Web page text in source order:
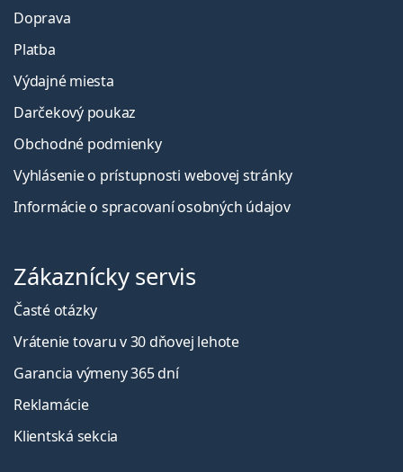
Doprava
Platba
Výdajné miesta
Darčekový poukaz
Obchodné podmienky
Vyhlásenie o prístupnosti webovej stránky
Informácie o spracovaní osobných údajov
Zákaznícky servis
Časté otázky
Vrátenie tovaru v 30 dňovej lehote
Garancia výmeny 365 dní
Reklamácie
Klientská sekcia